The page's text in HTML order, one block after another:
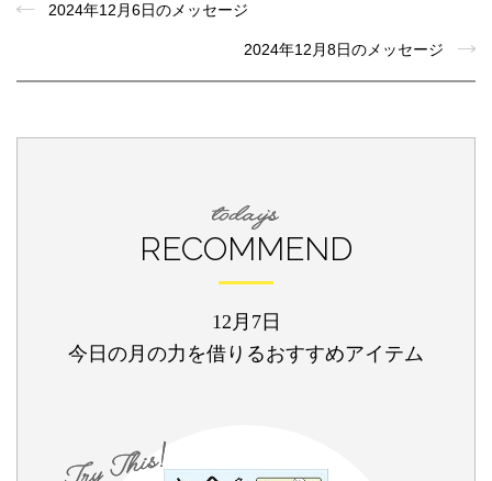
2024年12月6日のメッセージ
2024年12月8日のメッセージ
RECOMMEND
12月7日
今日の月の力を借りるおすすめアイテム